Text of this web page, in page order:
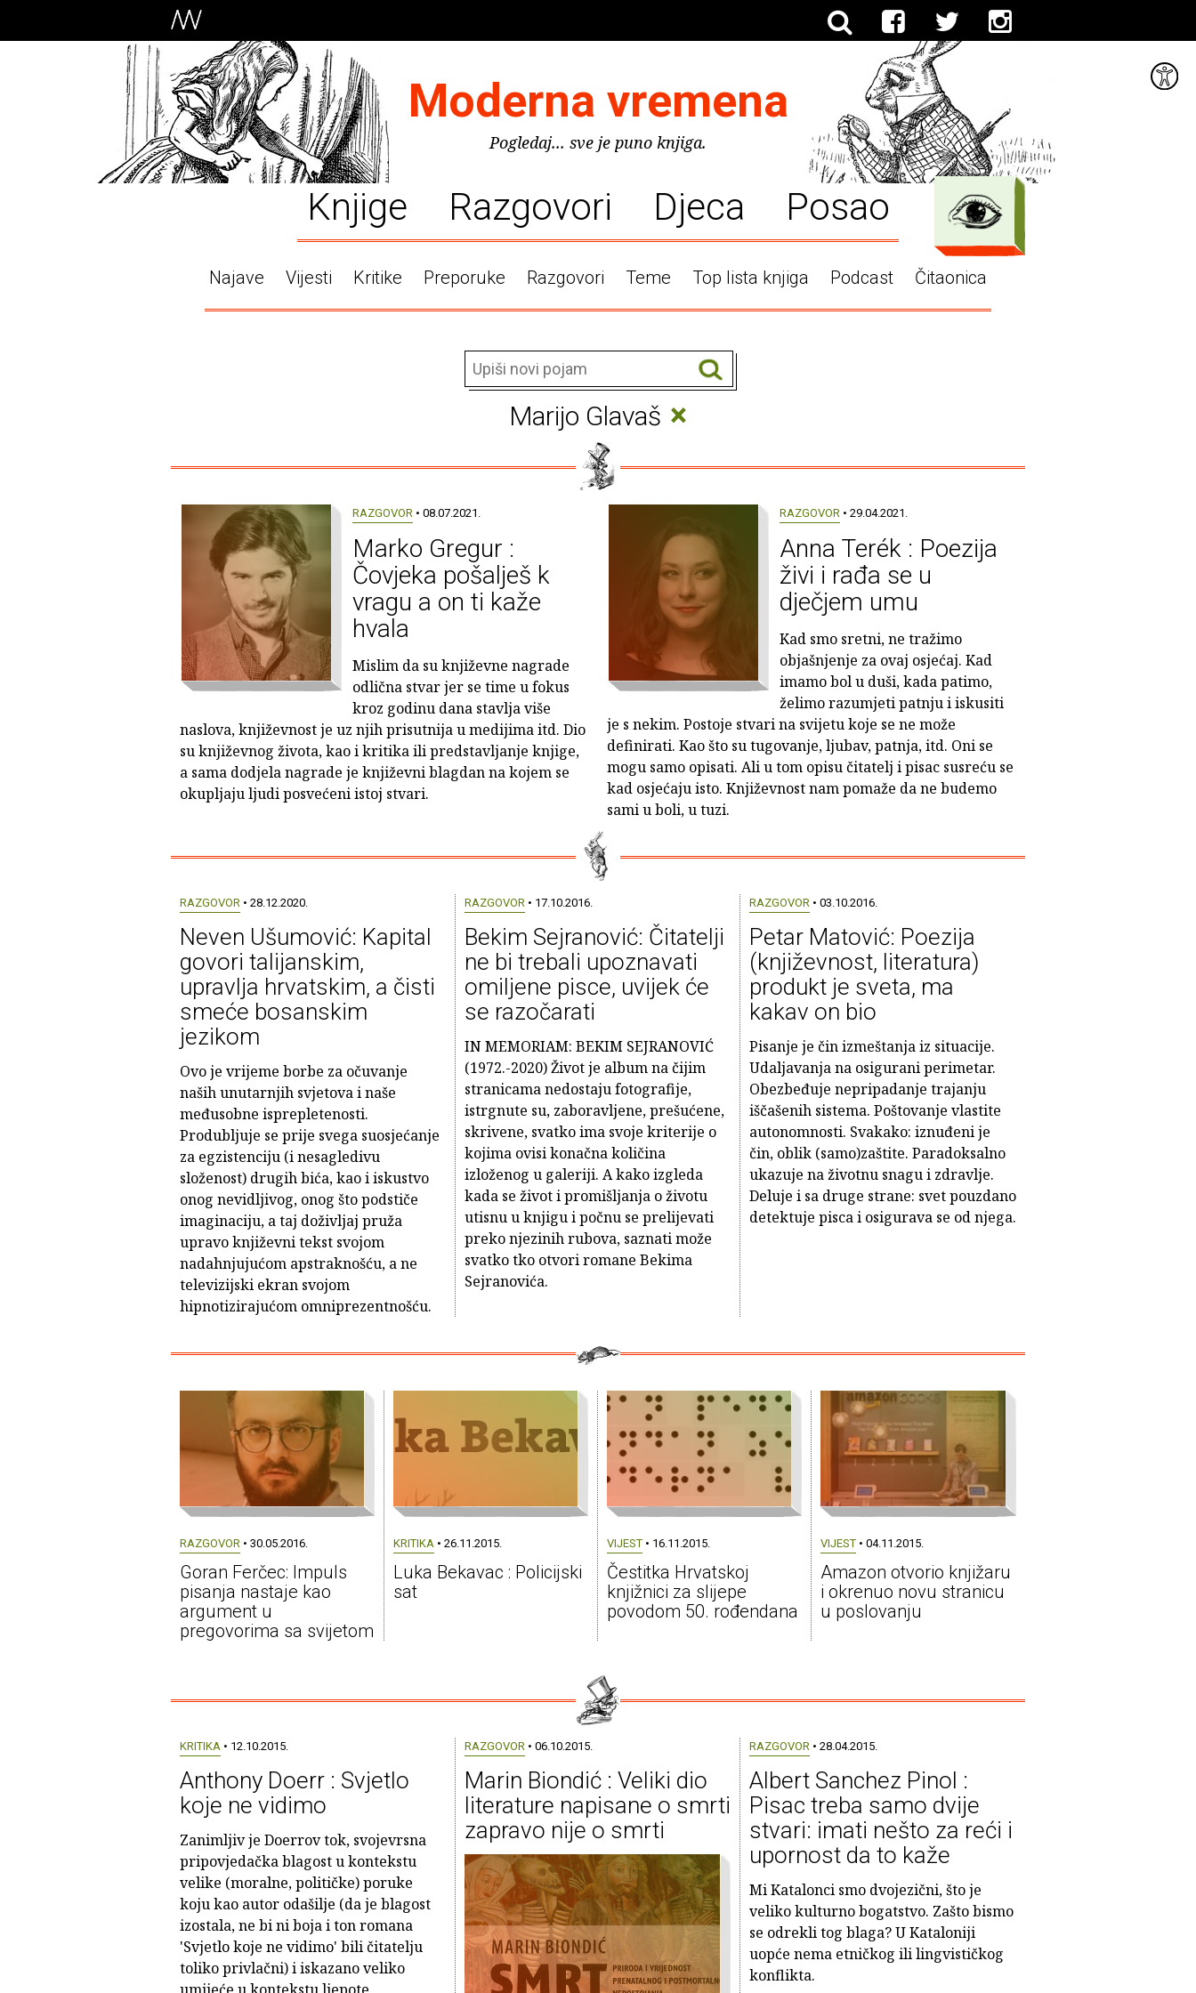
Moderna vremena
Pogledaj... sve je puno knjiga.
Knjige Razgovori Djeca Posao
Najave Vijesti Kritike Preporuke Razgovori Teme Top lista knjiga Podcast Čitaonica
Marijo Glavaš ×
RAZGOVOR • 08.07.2021.
Marko Gregur :
Čovjeka pošalješ k
vragu a on ti kaže
hvala
Mislim da su književne nagrade
odlična stvar jer se time u fokus
kroz godinu dana stavlja više
naslova, književnost je uz njih prisutnija u medijima itd. Dio
su književnog života, kao i kritika ili predstavljanje knjige,
a sama dodjela nagrade je književni blagdan na kojem se
okupljaju ljudi posvećeni istoj stvari.
RAZGOVOR • 29.04.2021.
Anna Terék : Poezija
živi i rađa se u
dječjem umu
Kad smo sretni, ne tražimo
objašnjenje za ovaj osjećaj. Kad
imamo bol u duši, kada patimo,
želimo razumjeti patnju i iskusiti
je s nekim. Postoje stvari na svijetu koje se ne može
definirati. Kao što su tugovanje, ljubav, patnja, itd. Oni se
mogu samo opisati. Ali u tom opisu čitatelj i pisac susreću se
kad osjećaju isto. Književnost nam pomaže da ne budemo
sami u boli, u tuzi.
RAZGOVOR• 28.12.2020.
Neven Ušumović: Kapital
govori talijanskim,
upravlja hrvatskim, a čisti
smeće bosanskim
jezikom
Ovo je vrijeme borbe za očuvanje
naših unutarnjih svjetova i naše
međusobne isprepletenosti.
Produbljuje se prije svega suosjećanje
za egzistenciju (i nesagledivu
složenost) drugih bića, kao i iskustvo
onog nevidljivog, onog što podstiče
imaginaciju, a taj doživljaj pruža
upravo književni tekst svojom
nadahnjujućom apstraknošću, a ne
televizijski ekran svojom
hipnotizirajućom omniprezentnošću.
RAZGOVOR• 17.10.2016.
Bekim Sejranović: Čitatelji
ne bi trebali upoznavati
omiljene pisce, uvijek će
se razočarati
IN MEMORIAM: BEKIM SEJRANOVIĆ
(1972.-2020) Život je album na čijim
stranicama nedostaju fotografije,
istrgnute su, zaboravljene, prešućene,
skrivene, svatko ima svoje kriterije o
kojima ovisi konačna količina
izloženog u galeriji. A kako izgleda
kada se život i promišljanja o životu
utisnu u knjigu i počnu se prelijevati
preko njezinih rubova, saznati može
svatko tko otvori romane Bekima
Sejranovića.
RAZGOVOR• 03.10.2016.
Petar Matović: Poezija
(književnost, literatura)
produkt je sveta, ma
kakav on bio
Pisanje je čin izmeštanja iz situacije.
Udaljavanja na osigurani perimetar.
Obezbeđuje nepripadanje trajanju
iščašenih sistema. Poštovanje vlastite
autonomnosti. Svakako: iznuđeni je
čin, oblik (samo)zaštite. Paradoksalno
ukazuje na životnu snagu i zdravlje.
Deluje i sa druge strane: svet pouzdano
detektuje pisca i osigurava se od njega.
RAZGOVOR • 30.05.2016.
Goran Ferčec: Impuls
pisanja nastaje kao
argument u
pregovorima sa svijetom
KRITIKA • 26.11.2015.
Luka Bekavac : Policijski
sat
VIJEST• 16.11.2015.
Čestitka Hrvatskoj
knjižnici za slijepe
povodom 50. rođendana
VIJEST• 04.11.2015.
Amazon otvorio knjižaru
i okrenuo novu stranicu
u poslovanju
KRITIKA• 12.10.2015.
Anthony Doerr : Svjetlo
koje ne vidimo
Zanimljiv je Doerrov tok, svojevrsna
pripovjedačka blagost u kontekstu
velike (moralne, političke) poruke
koju kao autor odašilje (da je blagost
izostala, ne bi ni boja i ton romana
'Svjetlo koje ne vidimo' bili čitatelju
toliko privlačni) i iskazano veliko
RAZGOVOR• 06.10.2015.
Marin Biondić : Veliki dio
literature napisane o smrti
zapravo nije o smrti
RAZGOVOR• 28.04.2015.
Albert Sanchez Pinol :
Pisac treba samo dvije
stvari: imati nešto za reći i
upornost da to kaže
Mi Katalonci smo dvojezični, što je
veliko kulturno bogatstvo. Zašto bismo
se odrekli tog blaga? U Kataloniji
uopće nema etničkog ili lingvističkog
konflikta.